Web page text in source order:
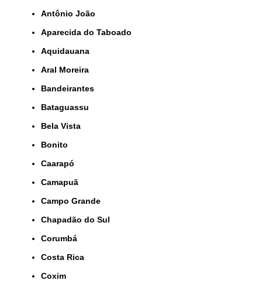
Antônio João
Aparecida do Taboado
Aquidauana
Aral Moreira
Bandeirantes
Bataguassu
Bela Vista
Bonito
Caarapó
Camapuã
Campo Grande
Chapadão do Sul
Corumbá
Costa Rica
Coxim